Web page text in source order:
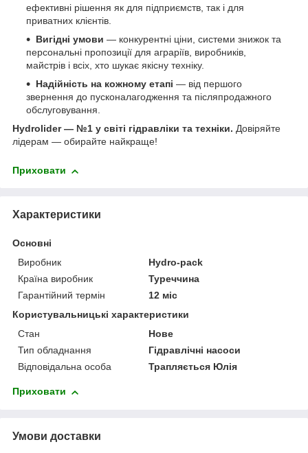
ефективні рішення як для підприємств, так і для
приватних клієнтів.
Вигідні умови — конкурентні ціни, системи знижок та
персональні пропозиції для аграріїв, виробників,
майстрів і всіх, хто шукає якісну техніку.
Надійність на кожному етапі — від першого
звернення до пусконалагодження та післяпродажного
обслуговування.
Hydrolider — №1 у світі гідравліки та техніки. Довіряйте
лідерам — обирайте найкраще!
Приховати
Характеристики
Основні
Виробник
Hydro-pack
Країна виробник
Туреччина
Гарантійний термін
12 міс
Користувальницькі характеристики
Стан
Нове
Тип обладнання
Гідравлічні насоси
Відповідальна особа
Трапляється Юлія
Приховати
Умови доставки